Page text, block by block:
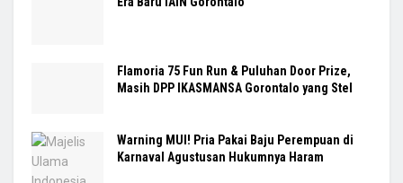
Flamoria 75 Fun Run & Puluhan Door Prize,
Masih DPP IKASMANSA Gorontalo yang Stel
Warning MUI! Pria Pakai Baju Perempuan di
Karnaval Agustusan Hukumnya Haram